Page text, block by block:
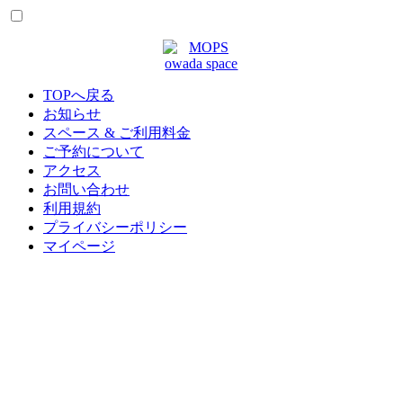
TOPへ戻る
お知らせ
スペース & ご利用料金
ご予約について
アクセス
お問い合わせ
利用規約
プライバシーポリシー
マイページ